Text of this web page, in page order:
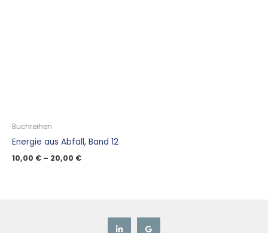
Buchreihen
Energie aus Abfall, Band 12
10,00 € – 20,00 €